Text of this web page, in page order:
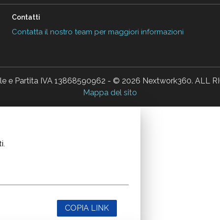
Contatti
Contatta il nostro team per maggiori informazioni
e Partita IVA 13868590962 - © 2026 Nextwork360. ALL
Mappa del sito
COPIA LINK